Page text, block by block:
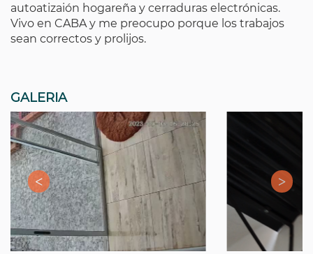
autoatizaión hogareña y cerraduras electrónicas.
Vivo en CABA y me preocupo porque los trabajos
sean correctos y prolijos.
GALERIA